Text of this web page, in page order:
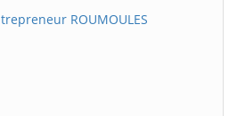
ROUMOULES